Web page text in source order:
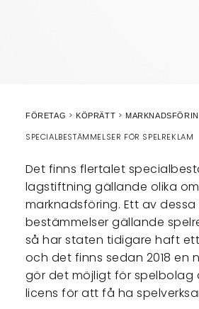
FÖRETAG KÖPRÄTT
SPECIALBESTÄMMELSER FÖR SPELREKLAM
Det finns flertalet
lagstiftning gällande olika
marknadsföring. Ett av
bestämmelser gällande
så har staten tidigare haft
och det finns sedan 2018 en
gör det möjligt för spelbolag
licens för att få ha